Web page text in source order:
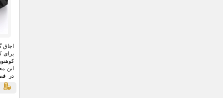
اجاق
برای
این
در